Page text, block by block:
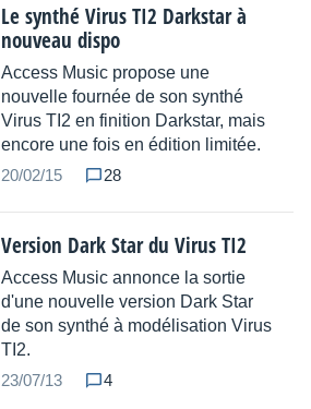
Le synthé Virus TI2 Darkstar à
nouveau dispo
Access Music propose une
nouvelle fournée de son synthé
Virus TI2 en finition Darkstar, mais
encore une fois en édition limitée.
20/02/15
28
Version Dark Star du Virus TI2
Access Music annonce la sortie
d'une nouvelle version Dark Star
de son synthé à modélisation Virus
TI2.
23/07/13
4